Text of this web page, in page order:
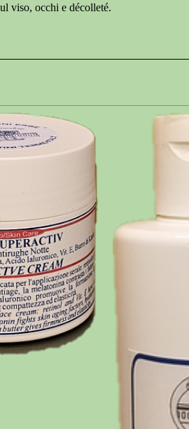
viso, occhi e décolleté.